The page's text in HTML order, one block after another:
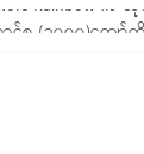
စု (၁၀၀၀)ကျော်
န်လိုင်းသင်တန်းနှစ်
Rainbow